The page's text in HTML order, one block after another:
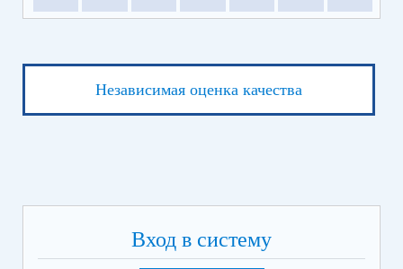
Независимая оценка качества
Вход в систему